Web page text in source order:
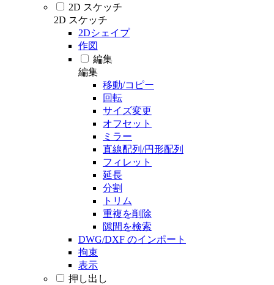
2D スケッチ
2D スケッチ
2Dシェイプ
作図
編集
編集
移動/コピー
回転
サイズ変更
オフセット
ミラー
直線配列/円形配列
フィレット
延長
分割
トリム
重複を削除
隙間を検索
DWG/DXF のインポート
拘束
表示
押し出し